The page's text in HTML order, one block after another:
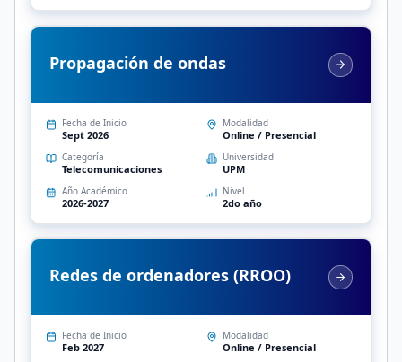
Propagación de ondas
Fecha de Inicio
Sept 2026
Modalidad
Online / Presencial
Categoría
Telecomunicaciones
Universidad
UPM
Año Académico
2026-2027
Nivel
2do año
Redes de ordenadores (RROO)
Fecha de Inicio
Feb 2027
Modalidad
Online / Presencial